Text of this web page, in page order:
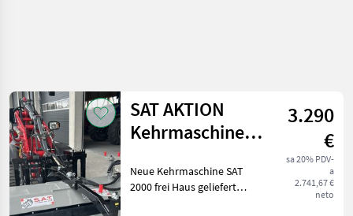
SAT AKTION
Kehrmaschine
3.290
€
sa 20% PDV-
a
2.741,67 €
neto
Neue Kehrmaschine SAT
2000 frei Haus geliefert